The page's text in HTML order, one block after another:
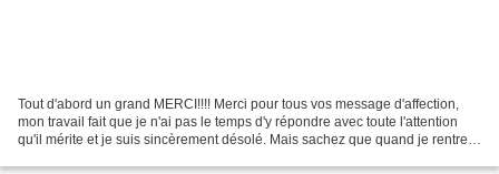
Tout d'abord un grand MERCI!!!! Merci pour tous vos message d'affection,
mon travail fait que je n'ai pas le temps d'y répondre avec toute l'attention
qu'il mérite et je suis sincèrement désolé. Mais sachez que quand je rentre